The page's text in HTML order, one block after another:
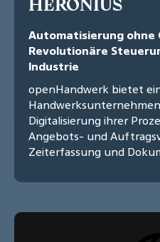
Automatisierung ohne
Revolutionäre
Industrie
openHandwerk bietet
Digitalisierung ihrer
Angebots- und
Zeiterfassung und